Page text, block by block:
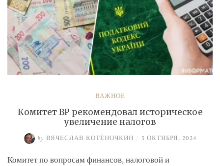
ВАЖНОЕ
Комитет ВР рекомендовал историческое
увеличение налогов
by ВЯЧЕСЛАВ КОТЁНОЧКИН / 5 ОКТЯБРЯ, 2024
Комитет по вопросам финансов, налоговой и